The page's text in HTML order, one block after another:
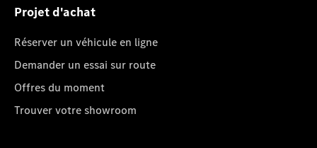
Projet d'achat
Réserver un véhicule en ligne
Demander un essai sur route
Offres du moment
Trouver votre showroom